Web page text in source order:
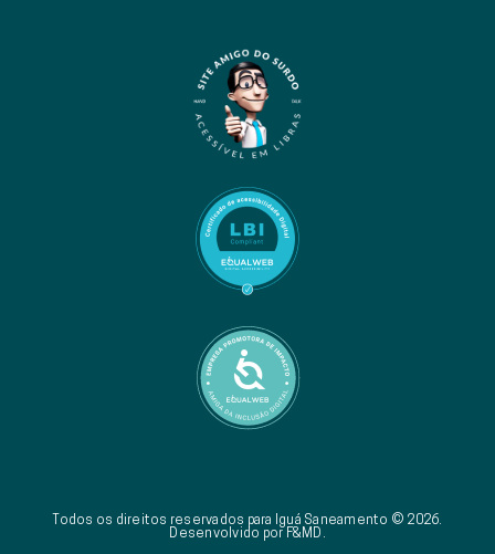
Todos os direitos reservados para Iguá Saneamento © 2026.
Desenvolvido por F&MD.